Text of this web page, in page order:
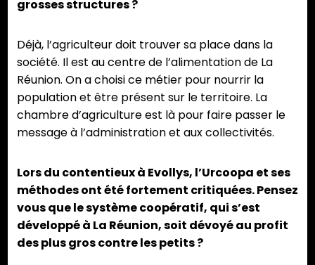
grosses structures ?
Déjà, l’agriculteur doit trouver sa place dans la
société. Il est au centre de l’alimentation de La
Réunion. On a choisi ce métier pour nourrir la
population et être présent sur le territoire. La
chambre d’agriculture est là pour faire passer le
message à l’administration et aux collectivités.
Lors du contentieux à Evollys, l’Urcoopa et ses
méthodes ont été fortement critiquées. Pensez
vous que le système coopératif, qui s’est
développé à La Réunion, soit dévoyé au profit
des plus gros contre les petits ?